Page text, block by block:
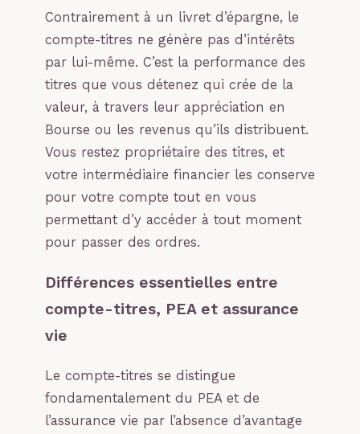
Contrairement à un livret d’épargne, le
compte-titres ne génère pas d’intérêts
par lui-même. C’est la performance des
titres que vous détenez qui crée de la
valeur, à travers leur appréciation en
Bourse ou les revenus qu’ils distribuent.
Vous restez propriétaire des titres, et
votre intermédiaire financier les conserve
pour votre compte tout en vous
permettant d’y accéder à tout moment
pour passer des ordres.
Différences essentielles entre
compte-titres, PEA et assurance
vie
Le compte-titres se distingue
fondamentalement du PEA et de
l’assurance vie par l’absence d’avantage